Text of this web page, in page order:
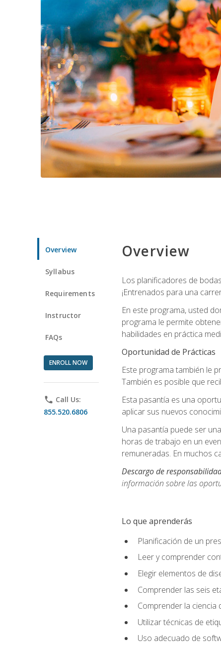
Overview
Syllabus
Requirements
Instructor
FAQs
ENROLL NOW
phone Call Us:
855.520.6806
Overview
Los planificadores de
¡Entrenados para una
En este programa, usted
programa le permite
habilidades en práctica
Oportunidad de Prácticas
Este programa también le
También es posible que
Esta pasantía es una
aplicar sus nuevos
Una pasantía puede ser
horas de trabajo en un
remuneradas. En muchos
Descargo de
información sobre las
Lo que aprenderás
Planificación de un
Leer y comprender
Elegir elementos de
Comprender las seis
Comprender la ciencia
Utilizar técnicas de
Uso adecuado de